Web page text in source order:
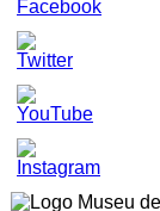
Set
Youtube
Channel
ID